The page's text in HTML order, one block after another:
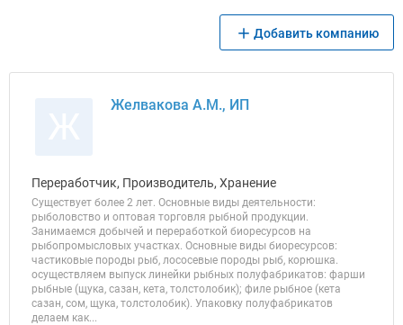
Добавить компанию
Желвакова А.М., ИП
Переработчик, Производитель, Хранение
Существует более 2 лет. Основные виды деятельности:
рыболовство и оптовая торговля рыбной продукции.
Занимаемся добычей и переработкой биоресурсов на
рыбопромысловых участках. Основные виды биоресурсов:
частиковые породы рыб, лососевые породы рыб, корюшка.
осуществляем выпуск линейки рыбных полуфабрикатов: фарши
рыбные (щука, сазан, кета, толстолобик); филе рыбное (кета
сазан, сом, щука, толстолобик). Упаковку полуфабрикатов
делаем как...